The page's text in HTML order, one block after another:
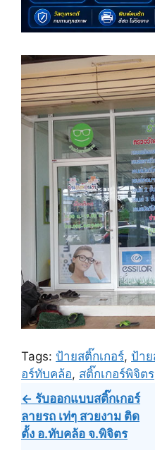
Tags: ป้ายสติ๊กเกอร์, ป้าย
อร์ทับคล้อ, สติ๊กเกอร์พิจิตร
Post
navigation
← รับออกแบบสติ๊กเกอร์
ลายรถ เท่ๆ สวยงาม ติด
ตั้ง อ.ทับคล้อ จ.พิจิตร